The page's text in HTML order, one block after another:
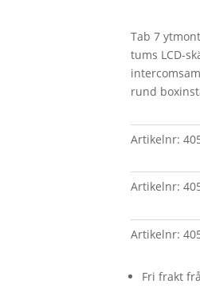
Tab 7
tums LCD-
rund
Artikelnr:
Artikelnr:
Artikelnr:
Fri frakt